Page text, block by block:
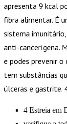
apresenta 9 kcal
fibra alimentar. É
sistema
anti-cancerígena.
e podes prevenir o
tem substâncias
úlceras e gastrite.
4 Estreia em